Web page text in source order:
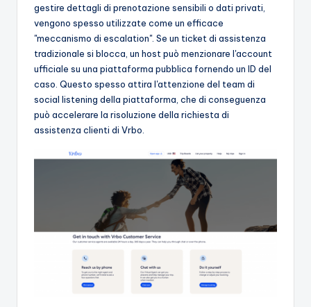
gestire dettagli di prenotazione sensibili o dati privati,
vengono spesso utilizzate come un efficace
"meccanismo di escalation". Se un ticket di assistenza
tradizionale si blocca, un host può menzionare l'account
ufficiale su una piattaforma pubblica fornendo un ID del
caso. Questo spesso attira l'attenzione del team di
social listening della piattaforma, che di conseguenza
può accelerare la risoluzione della richiesta di
assistenza clienti di Vrbo.